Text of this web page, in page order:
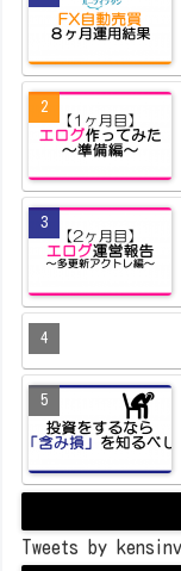
Tweets by